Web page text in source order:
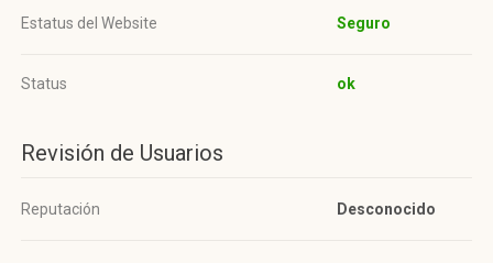
Estatus del Website Seguro
Status ok
Revisión de Usuarios
Reputación Desconocido